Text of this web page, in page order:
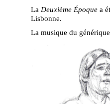
La Deuxième Époquea
Lisbonne.
La musique du